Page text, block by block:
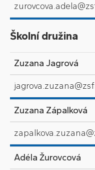
Školní družina
Zuzana Jagrová
Zuzana Zápalková
Adéla Žurovcová